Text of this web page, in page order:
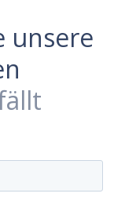
unsere